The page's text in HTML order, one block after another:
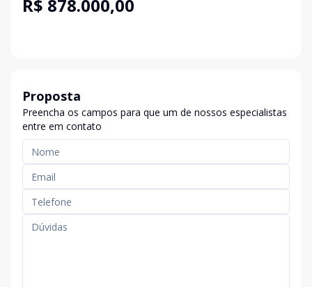
R$ 878.000,00
Proposta
Preencha os campos para que um de nossos especialistas
entre em contato